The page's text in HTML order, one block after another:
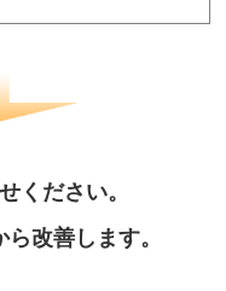
ください。
改善します。